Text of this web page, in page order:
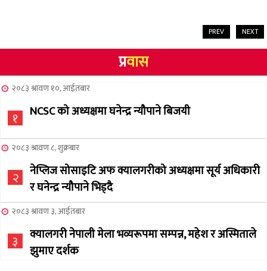
PREV NEXT
प्रवास
२०८३ श्रावण १०, आईतबार
१ NCSC को अध्यक्षमा घनेन्द्र न्यौपाने बिजयी
२०८३ श्रावण ८, शुक्रबार
२
नेप्लिज सोसाइटि अफ क्यालगरीको अध्यक्षमा सूर्य अधिकारी
र घनेन्द्र न्यौपाने भिड्दै
२०८३ श्रावण ३, आईतबार
३
क्यालगरी नेपाली मेला भव्यरूपमा सम्पन्न, महेश र अस्मिताले
झुमाए दर्शक